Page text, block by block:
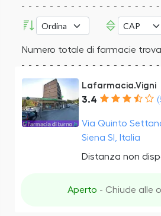
Numero totale di farmacie
Lafarmacia.Vigni
3.4
Via Quinto
Siena SI, Italia
Distanza non
Aperto - Chiude alle